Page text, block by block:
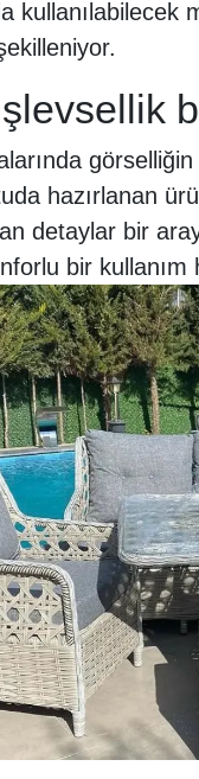
kullanılabilecek
hazırlanan
detaylar bir
bir kullanım